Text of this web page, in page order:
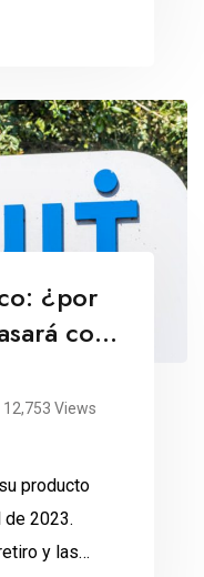
¿por
con
12,753 Views
producto
de 2023.
y las